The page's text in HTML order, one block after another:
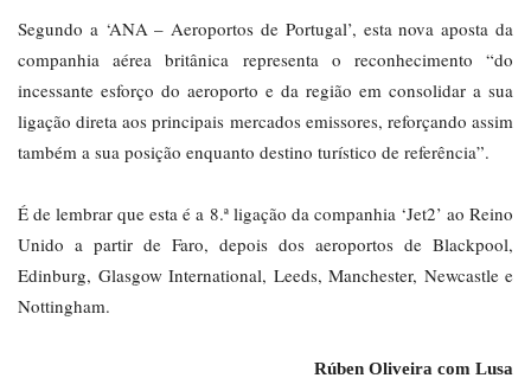
Segundo a ‘ANA – Aeroportos de Portugal’, esta nova aposta da
companhia aérea britânica representa o reconhecimento “do
incessante esforço do aeroporto e da região em consolidar a sua
ligação direta aos principais mercados emissores, reforçando assim
também a sua posição enquanto destino turístico de referência”.
É de lembrar que esta é a 8.ª ligação da companhia ‘Jet2’ ao Reino
Unido a partir de Faro, depois dos aeroportos de Blackpool,
Edinburg, Glasgow International, Leeds, Manchester, Newcastle e
Nottingham.
Rúben Oliveira com Lusa